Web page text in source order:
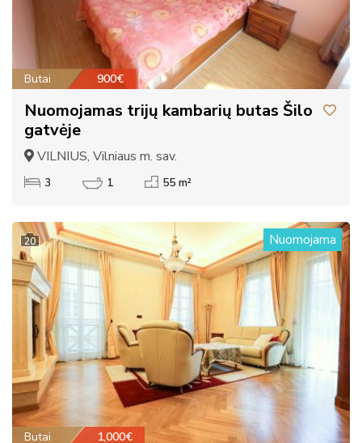
Butai 900€
Nuomojamas trijų kambarių butas Šilo
gatvėje
VILNIUS, Vilniaus m. sav.
3 1 55 m²
20 Nuomojama
Butai 1,000€